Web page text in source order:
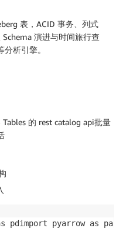
表，ACID 事务、列式
演进与时间旅行查
析引擎。
的 rest catalog api批量
pdimport pyarrow as